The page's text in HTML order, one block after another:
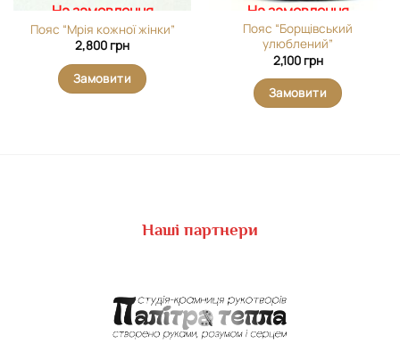
На замовлення
Пояс “Мрія кожної жінки”
2,800 грн
Замовити
На замовлення
Пояс “Борщівський
улюблений”
2,100 грн
Замовити
Наші партнери